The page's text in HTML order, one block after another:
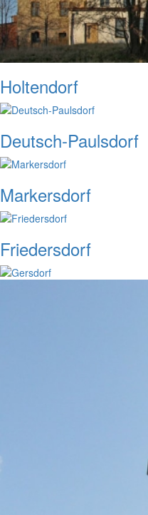
Holtendorf
Deutsch-Paulsdorf
Markersdorf
Friedersdorf